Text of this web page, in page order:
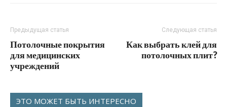
Предыдущая статья
Потолочные покрытия
для медицинских
учреждений
Следующая статья
Как выбрать клей для
потолочных плит?
ЭТО МОЖЕТ БЫТЬ ИНТЕРЕСНО